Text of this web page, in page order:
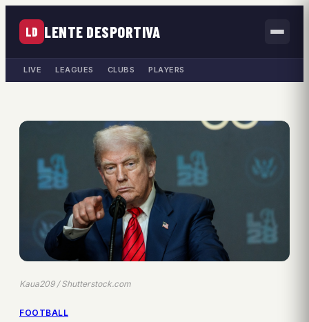
LD LENTE DESPORTIVA
LIVE LEAGUES CLUBS PLAYERS
Kaua209 / Shutterstock.com
FOOTBALL